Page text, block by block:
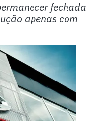
fechada
apenas com